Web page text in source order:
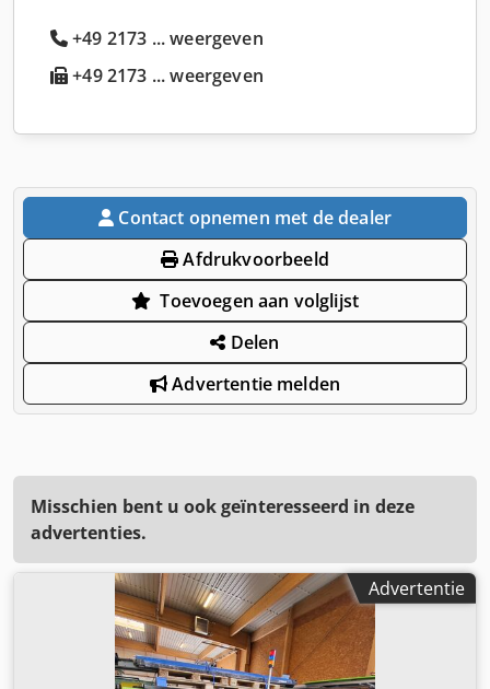
+49 2173 ... weergeven
+49 2173 ... weergeven
Contact opnemen met de dealer
Afdrukvoorbeeld
Toevoegen aan volglijst
Delen
Advertentie melden
Misschien bent u ook geïnteresseerd in deze
advertenties.
Advertentie